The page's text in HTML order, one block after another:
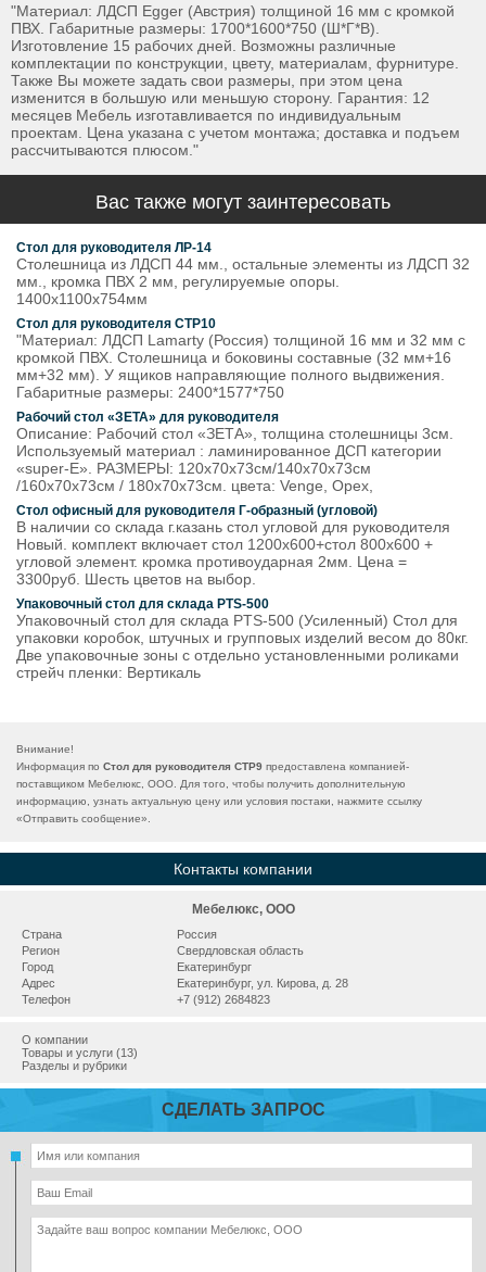
"Материал: ЛДСП Egger (Австрия) толщиной 16 мм с кромкой
ПВХ. Габаритные размеры: 1700*1600*750 (Ш*Г*В).
Изготовление 15 рабочих дней. Возможны различные
комплектации по конструкции, цвету, материалам, фурнитуре.
Также Вы можете задать свои размеры, при этом цена
изменится в большую или меньшую сторону. Гарантия: 12
месяцев Мебель изготавливается по индивидуальным
проектам. Цена указана с учетом монтажа; доставка и подъем
рассчитываются плюсом."
Вас также могут заинтересовать
Стол для руководителя ЛР-14
Столешница из ЛДСП 44 мм., остальные элементы из ЛДСП 32
мм., кромка ПВХ 2 мм, регулируемые опоры.
1400х1100х754мм
Стол для руководителя СТР10
"Материал: ЛДСП Lamarty (Россия) толщиной 16 мм и 32 мм с
кромкой ПВХ. Столешница и боковины составные (32 мм+16
мм+32 мм). У ящиков направляющие полного выдвижения.
Габаритные размеры: 2400*1577*750
Рабочий стол «ЗЕТА» для руководителя
Описание: Рабочий стол «ЗЕТА», толщина столешницы 3см.
Используемый материал : ламинированное ДСП категории
«super-E». РАЗМЕРЫ: 120х70х73см/140х70х73см
/160х70х73см / 180х70х73см. цвета: Venge, Орех,
Стол офисный для руководителя Г-образный (угловой)
В наличии со склада г.казань стол угловой для руководителя
Новый. комплект включает стол 1200х600+стол 800х600 +
угловой элемент. кромка противоударная 2мм. Цена =
3300руб. Шесть цветов на выбор.
Упаковочный стол для склада PTS-500
Упаковочный стол для склада PTS-500 (Усиленный) Стол для
упаковки коробок, штучных и групповых изделий весом до 80кг.
Две упаковочные зоны с отдельно установленными роликами
стрейч пленки: Вертикаль
Внимание!
Информация по Стол для руководителя СТР9 предоставлена компанией-
поставщиком Мебелюкс, ООО. Для того, чтобы получить дополнительную
информацию, узнать актуальную цену или условия постаки, нажмите ссылку
«Отправить сообщение».
Контакты компании
Мебелюкс, ООО
Страна
Россия
Регион
Свердловская область
Город
Екатеринбург
Адрес
Екатеринбург, ул. Кирова, д. 28
Телефон
+7 (912) 2684823
О компании
Товары и услуги (13)
Разделы и рубрики
СДЕЛАТЬ ЗАПРОС